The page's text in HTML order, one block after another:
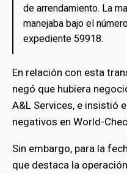
de arrendamiento. La
manejaba bajo el
expediente 59918.
En relación con esta
negó que hubiera
A&L Services, e insistió
negativos en World-
Sin embargo, para la
que destaca la